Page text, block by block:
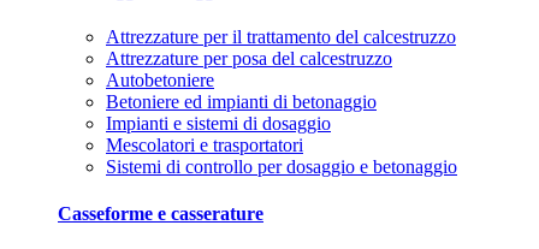
Attrezzature per il trattamento del calcestruzzo
Attrezzature per posa del calcestruzzo
Autobetoniere
Betoniere ed impianti di betonaggio
Impianti e sistemi di dosaggio
Mescolatori e trasportatori
Sistemi di controllo per dosaggio e betonaggio
Casseforme e casserature